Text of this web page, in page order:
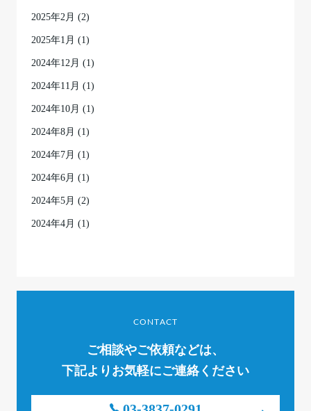
2025年2月 (2)
2025年1月 (1)
2024年12月 (1)
2024年11月 (1)
2024年10月 (1)
2024年8月 (1)
2024年7月 (1)
2024年6月 (1)
2024年5月 (2)
2024年4月 (1)
CONTACT
ご相談やご依頼などは、
下記よりお気軽にご連絡ください